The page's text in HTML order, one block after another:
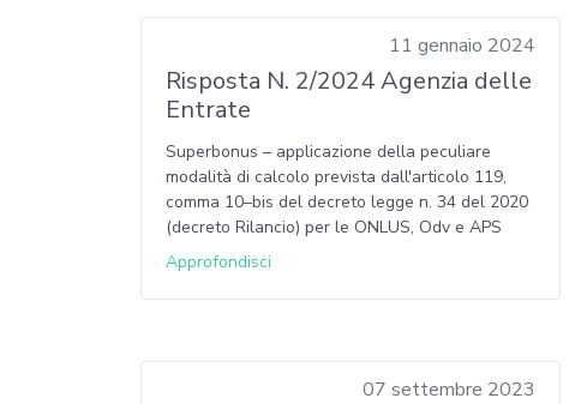
11 gennaio 2024
Risposta N. 2/2024 Agenzia delle
Entrate
Superbonus – applicazione della peculiare
modalità di calcolo prevista dall'articolo 119,
comma 10–bis del decreto legge n. 34 del 2020
(decreto Rilancio) per le ONLUS, Odv e APS
Approfondisci
07 settembre 2023